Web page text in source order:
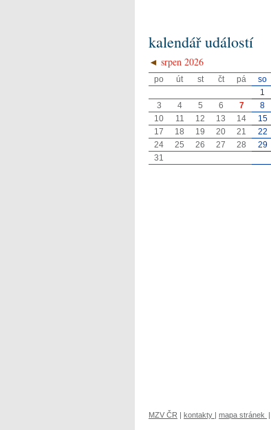
kalendář událostí
◄ srpen 2026
po út st čt pá so
1
3
4 5 6 7 8
10
11 12 13 14 15
17
18 19 20 21 22
24
25 26 27 28 29
31
MZV ČR | kontakty | mapa stránek |